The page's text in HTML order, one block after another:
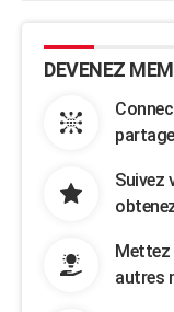
DEVENEZ
Suivez
Mettez
autres